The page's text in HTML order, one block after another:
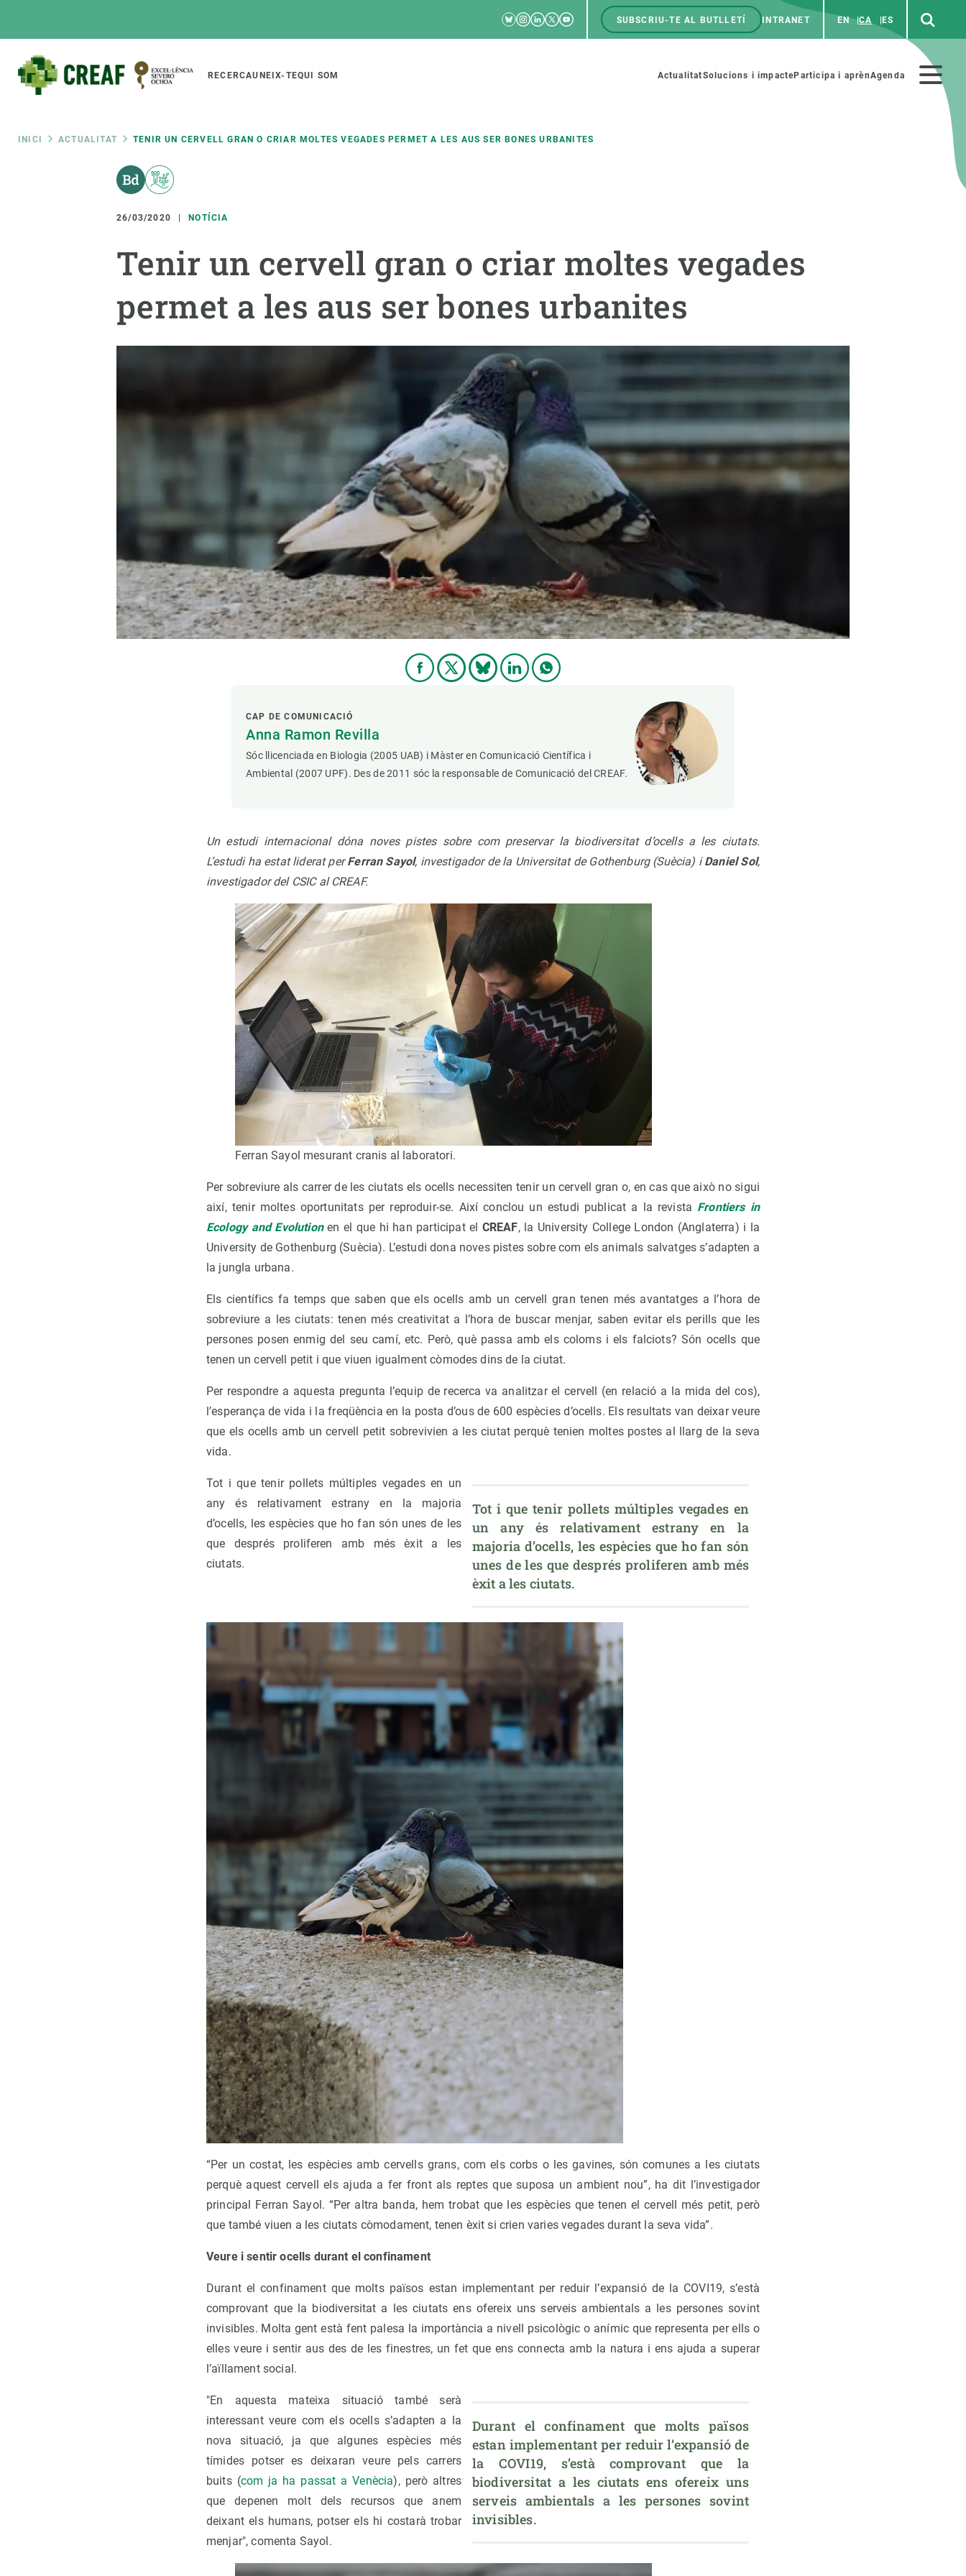
RRSS
Bluesky
Instagram
Linkedin
TwitterYoutube
Menú
SUBSCRIU-TE AL BUTLLETÍ INTRANET EN CA ES
Main
navigation
RECERCAUNEIX-TEQUI SOM
Menú
ActualitatSolucions i impacteParticipa i aprènAgenda
Fil
d'ariadna
INICI ACTUALITAT TENIR UN CERVELL GRAN O CRIAR MOLTES VEGADES PERMET A LES AUS SER BONES URBANITES
26/03/2020 NOTÍCIA
Tenir un cervell gran o criar moltes vegades
permet a les aus ser bones urbanites
CAP DE COMUNICACIÓ
Anna Ramon Revilla
Sóc llicenciada en Biologia (2005 UAB) i Màster en Comunicació Científica i
Ambiental (2007 UPF). Des de 2011 sóc la responsable de Comunicació del CREAF.
Un estudi internacional dóna noves pistes sobre com preservar la biodiversitat d’ocells a les ciutats.
L’estudi ha estat liderat perFerran Sayol, investigador de la Universitat de Gothenburg (Suècia) iDaniel Sol,
investigador del CSIC al CREAF.
Ferran Sayol mesurant cranis al laboratori.
Per sobreviure als carrer de les ciutats els ocells necessiten tenir un cervell gran o, en cas que això no sigui
així, tenir moltes oportunitats per reproduir-se. Així conclou un estudi publicat a la revista Frontiers in
Ecology and Evolutionen el que hi han participat el CREAF, la University College London (Anglaterra) i la
University de Gothenburg (Suècia). L’estudi dona noves pistes sobre com els animals salvatges s’adapten a
la jungla urbana.
Els científics fa temps que saben que els ocells amb un cervell gran tenen més avantatges a l’hora de
sobreviure a les ciutats: tenen més creativitat a l’hora de buscar menjar, saben evitar els perills que les
persones posen enmig del seu camí, etc. Però, què passa amb els coloms i els falciots? Són ocells que
tenen un cervell petit i que viuen igualment còmodes dins de la ciutat.
Per respondre a aquesta pregunta l’equip de recerca va analitzar el cervell (en relació a la mida del cos),
l’esperança de vida i la freqüència en la posta d’ous de 600 espècies d’ocells. Els resultats van deixar veure
que els ocells amb un cervell petit sobrevivien a les ciutat perquè tenien moltes postes al llarg de la seva
vida.
Tot i que tenir pollets múltiples vegades en
un any és relativament estrany en la
majoria d’ocells, les espècies que ho fan són
unes de les que després proliferen amb més
èxit a les ciutats.
Tot i que tenir pollets múltiples vegades en un
any és relativament estrany en la majoria
d’ocells, les espècies que ho fan són unes de les
que després proliferen amb més èxit a les
ciutats.
“Per un costat, les espècies amb cervells grans, com els corbs o les gavines, són comunes a les ciutats
perquè aquest cervell els ajuda a fer front als reptes que suposa un ambient nou”, ha dit l’investigador
principal Ferran Sayol. “Per altra banda, hem trobat que les espècies que tenen el cervell més petit, però
que també viuen a les ciutats còmodament, tenen èxit si crien varies vegades durant la seva vida”.
Veure i sentir ocells durant el confinament
Durant el confinament que molts països estan implementant per reduir l’expansió de la COVI19, s’està
comprovant que la biodiversitat a les ciutats ens ofereix uns serveis ambientals a les persones sovint
invisibles. Molta gent està fent palesa la importància a nivell psicològic o anímic que representa per ells o
elles veure i sentir aus des de les finestres, un fet que ens connecta amb la natura i ens ajuda a superar
l’aïllament social.
Durant el confinament que molts països
estan implementant per reduir l’expansió de
la COVI19, s’està comprovant que la
biodiversitat a les ciutats ens ofereix uns
serveis ambientals a les persones sovint
invisibles.
"En aquesta mateixa situació també serà
interessant veure com els ocells s’adapten a la
nova situació, ja que algunes espècies més
tímides potser es deixaran veure pels carrers
buits (com ja ha passat a Venècia), però altres
que depenen molt dels recursos que anem
deixant els humans, potser els hi costarà trobar
menjar", comenta Sayol.
Featured
responsive
Responsive
menu
SOBRE NOSALTRES
Organització institucional
Marca i logotips
Infraestructures
Ciència oberta i gestió del coneixement
Biodiversitat
Funcionament dels ecosistemes
Temes transversals
Solucions
Política i gestió
Oportunitats acadèmiques
Demana la teva beca ERC
Vine de visitant o sabàtic
Segell de bones pràctiques HRS4R
Un lloc on créixer
Desenvolupament de carrera
Seminaris i activitats internes
T’oferim formació
Fes ciència amb nosaltres
Materials educatius
COL·LABORA
Esdeveniments anteriors
Canvi global